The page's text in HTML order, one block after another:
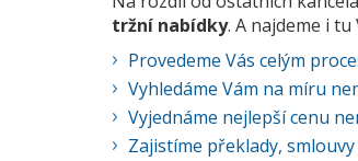
tržní nabídky. A najdeme i tu
Provedeme Vás celým
Vyhledáme Vám na míru
Vyjednáme nejlepší cenu
Zajistíme překlady,